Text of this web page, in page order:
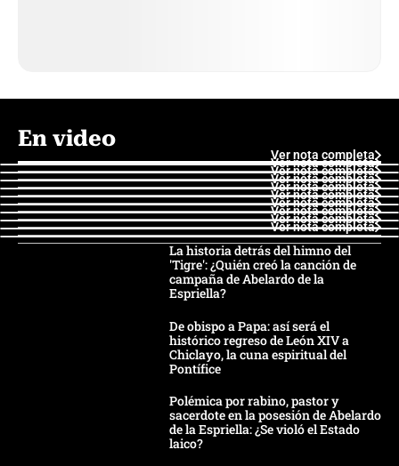
En video
Ver nota completa
Ver nota completa
Ver nota completa
Ver nota completa
Ver nota completa
Ver nota completa
Ver nota completa
Ver nota completa
Ver nota completa
Ver nota completa
La historia detrás del himno del
'Tigre': ¿Quién creó la canción de
campaña de Abelardo de la
Espriella?
De obispo a Papa: así será el
histórico regreso de León XIV a
Chiclayo, la cuna espiritual del
Pontífice
Polémica por rabino, pastor y
sacerdote en la posesión de Abelardo
de la Espriella: ¿Se violó el Estado
laico?